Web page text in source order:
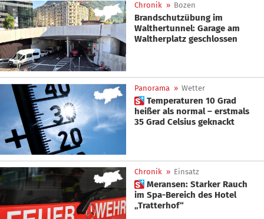
Chronik » Bozen
Brandschutzübung im
Walthertunnel: Garage am
Waltherplatz geschlossen
Panorama » Wetter
 Temperaturen 10 Grad
heißer als normal – erstmals
35 Grad Celsius geknackt
Chronik » Einsatz
 Meransen: Starker Rauch
im Spa-Bereich des Hotel
„Tratterhof“